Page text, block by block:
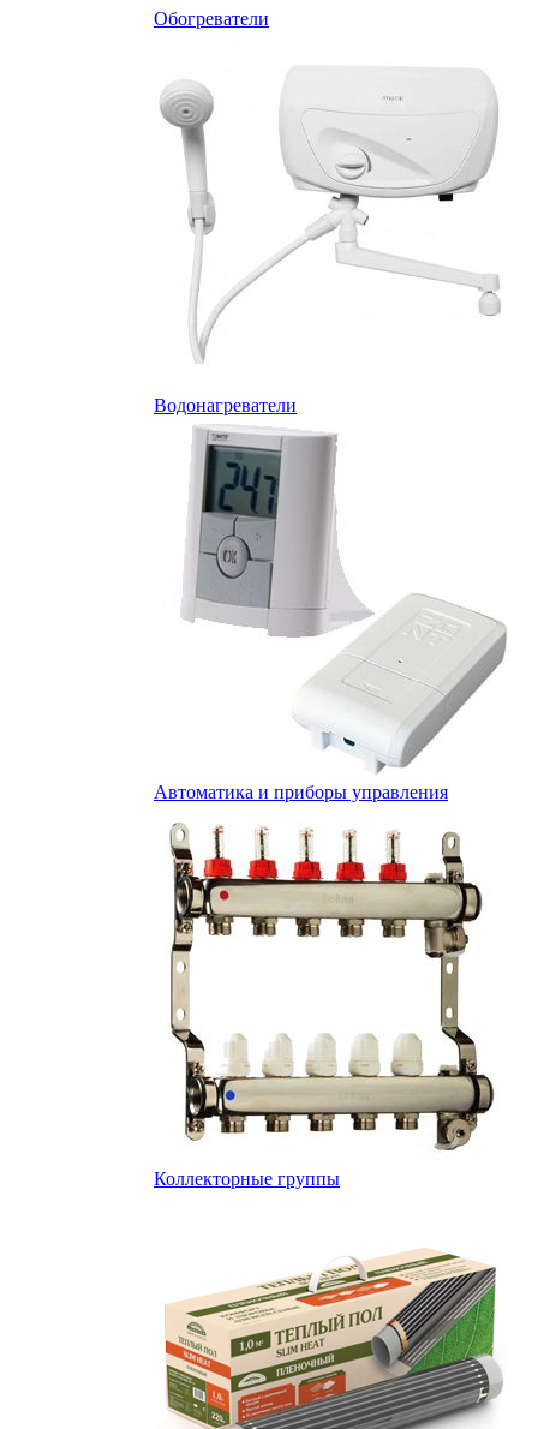
Обогреватели
Водонагреватели
Автоматика и приборы управления
Коллекторные группы